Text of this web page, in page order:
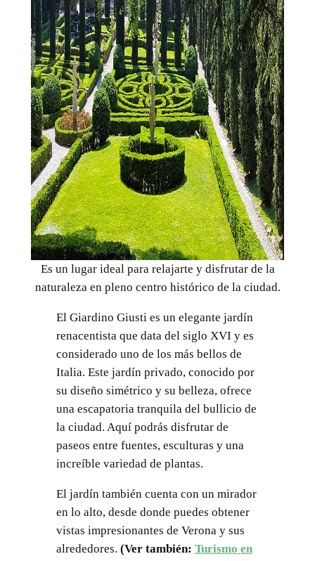
Es un lugar ideal para relajarte y disfrutar de la
naturaleza en pleno centro histórico de la ciudad.
El Giardino Giusti es un elegante jardín
renacentista que data del siglo XVI y es
considerado uno de los más bellos de
Italia. Este jardín privado, conocido por
su diseño simétrico y su belleza, ofrece
una escapatoria tranquila del bullicio de
la ciudad. Aquí podrás disfrutar de
paseos entre fuentes, esculturas y una
increíble variedad de plantas.
El jardín también cuenta con un mirador
en lo alto, desde donde puedes obtener
vistas impresionantes de Verona y sus
alrededores. (Ver también: Turismo en